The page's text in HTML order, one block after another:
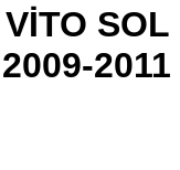
SOL
2011